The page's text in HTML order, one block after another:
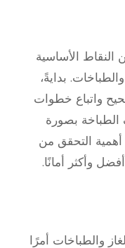
النقاط الأساسية
بدايةً،
واتباع خطوات
الطباخة بصورة
أهمية التحقق من
وأكثر أمانًا.
والطباخات أمرًا